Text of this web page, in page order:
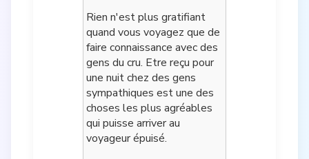
Rien n'est plus gratifiant
quand vous voyagez que de
faire connaissance avec des
gens du cru. Etre reçu pour
une nuit chez des gens
sympathiques est une des
choses les plus agréables
qui puisse arriver au
voyageur épuisé.